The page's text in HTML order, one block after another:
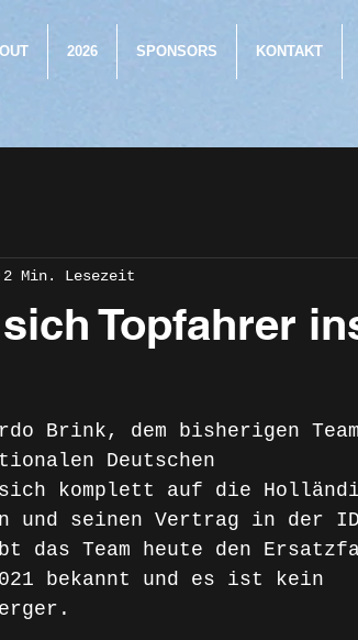
2026 SPONSORS KONTAKT
Topfahrer
2 Min. Lesezeit
Brink, dem bisherigen
Deutschen
komplett auf die
und seinen Vertrag in der
das Team heute den
bekannt und es ist kein